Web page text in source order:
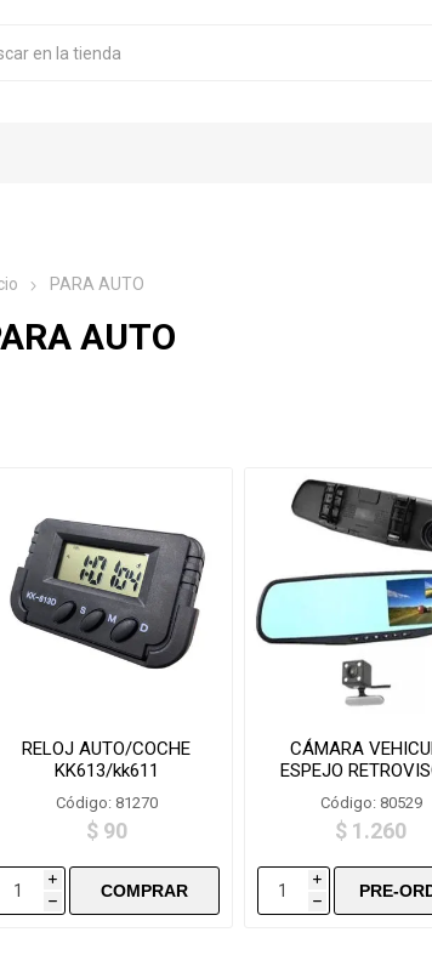
PARA AUTO
AUTO
RELOJ AUTO/COCHE
KK613/kk611
Código: 81270
$ 90
i
h
CÁMARA
ESPEJO
H06S
Código: 80529
$ 1.260
i
h